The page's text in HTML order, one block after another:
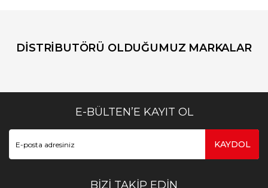
DİSTRİBUTÖRÜ OLDUĞUMUZ MARKALAR
E-BÜLTEN’E KAYIT OL
KAYDOL
BİZİ TAKİP EDİN